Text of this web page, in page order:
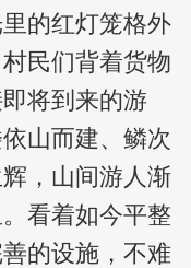
的红灯笼格外
民们背着货物
将到来的游
山而建、鳞次
，山间游人渐
看着如今平整
的设施，不难